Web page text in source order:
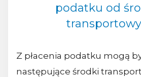
podatku od
Z płacenia podatku mogą
następujące środki